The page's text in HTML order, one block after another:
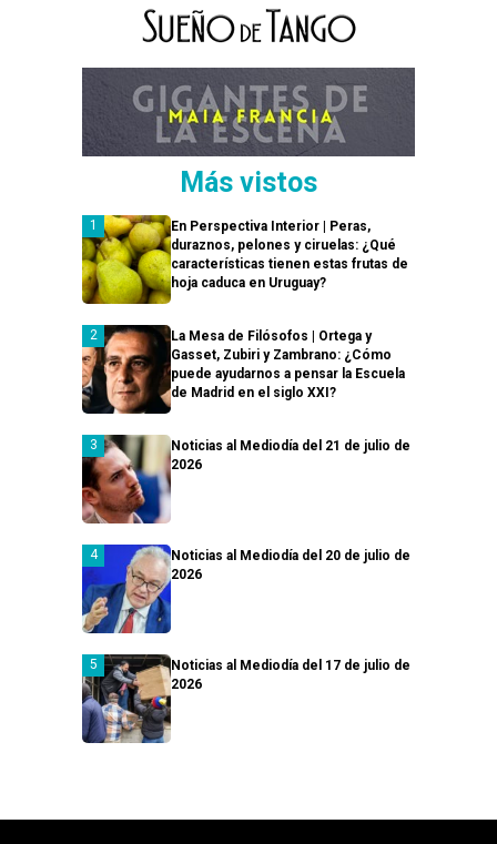
Más vistos
En Perspectiva Interior | Peras,
duraznos, pelones y ciruelas: ¿Qué
características tienen estas frutas de
hoja caduca en Uruguay?
La Mesa de Filósofos | Ortega y
Gasset, Zubiri y Zambrano: ¿Cómo
puede ayudarnos a pensar la Escuela
de Madrid en el siglo XXI?
Noticias al Mediodía del 21 de julio de
2026
Noticias al Mediodía del 20 de julio de
2026
Noticias al Mediodía del 17 de julio de
2026